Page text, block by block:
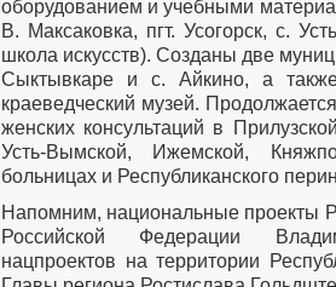
оборудованием и учебными
В. Максаковка, пгт. Усогорск, с.
школа искусств). Созданы две
Сыктывкаре и с. Айкино, а
краеведческий музей.
женских консультаций в
Усть-Вымской, Ижемской,
больницах и Республиканского
Напомним, национальные проекты
Российской Федерации
нацпроектов на территории